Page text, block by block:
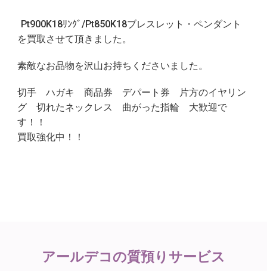
Pt900K18ﾘﾝｸﾞ/Pt850K18ブレスレット・ペンダント
を買取させて頂きました。
素敵なお品物を沢山お持ちくださいました。
切手 ハガキ 商品券 デパート券 片方のイヤリン
グ 切れたネックレス 曲がった指輪 大歓迎で
す！！
買取強化中！！
アールデコの質預りサービス